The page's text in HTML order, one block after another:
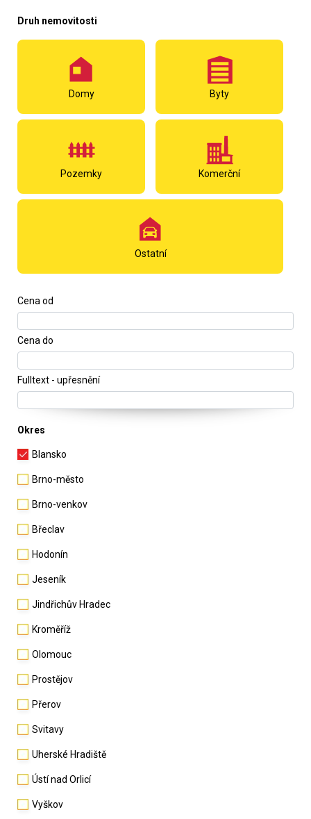
Druh nemovitosti
Domy Byty
Pozemky Komerční
Ostatní
Cena od
Cena do
Fulltext - upřesnění
Okres
Blansko
Brno-město
Brno-venkov
Břeclav
Hodonín
Jeseník
Jindřichův Hradec
Kroměříž
Olomouc
Prostějov
Přerov
Svitavy
Uherské Hradiště
Ústí nad Orlicí
Vyškov